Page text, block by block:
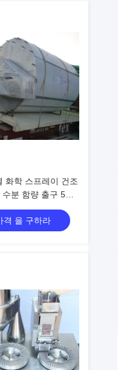
화학 스프레이 건조
분 함량 출구 5%
격 을 구하라